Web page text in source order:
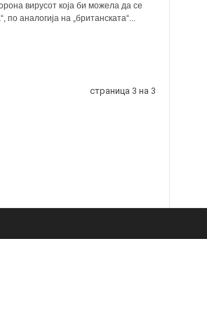
вирусот која би можела да се
по аналогија на „британската“...
страница 3 на 3